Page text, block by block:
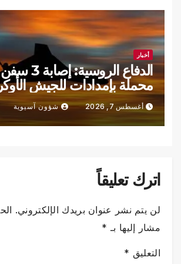
أخبار
الدفاع
محملة بإمدادات للجيش
أغسطس 7, 2026 شؤون آسيوية
اترك تعليقاً
لن يتم نشر عنوان بريدك الإلكتروني.
مشار إليها بـ *
التعليق *